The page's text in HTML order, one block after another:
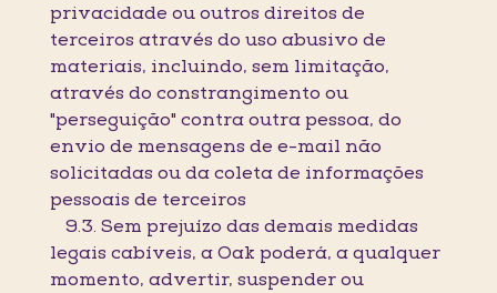
privacidade ou outros direitos de
terceiros através do uso abusivo de
materiais, incluindo, sem limitação,
através do constrangimento ou
"perseguição" contra outra pessoa, do
envio de mensagens de e-mail não
solicitadas ou da coleta de informações
pessoais de terceiros
9.3. Sem prejuízo das demais medidas
legais cabíveis, a Oak poderá, a qualquer
momento, advertir, suspender ou